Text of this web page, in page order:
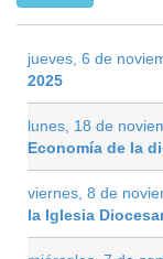
jueves, 6 de
2025
lunes, 18 de
Economía de la
viernes, 8 de
la Iglesia